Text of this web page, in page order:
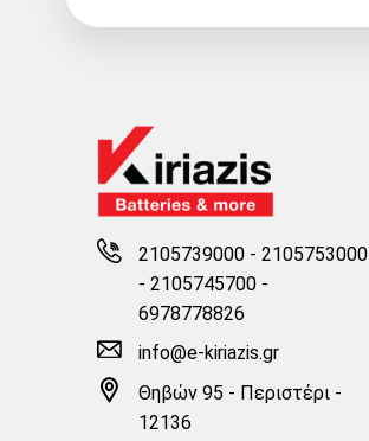
2105739000 - 2105753000
-2105745700 -
6978778826
info@e-kiriazis.gr
Θηβών 95 - Περιστέρι -
12136